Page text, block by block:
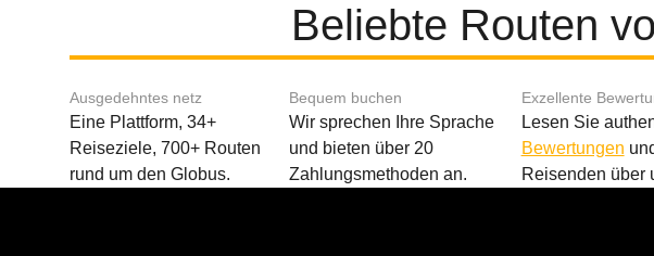
Beliebte Routen
Ausgedehntes netz
Eine Plattform, 34+
Reiseziele, 700+ Routen
rund um den Globus.
Bequem buchen
Wir sprechen Ihre Sprache
und bieten über 20
Zahlungsmethoden an.
Exzellente
Lesen Sie
Bewertungen
Reisenden über